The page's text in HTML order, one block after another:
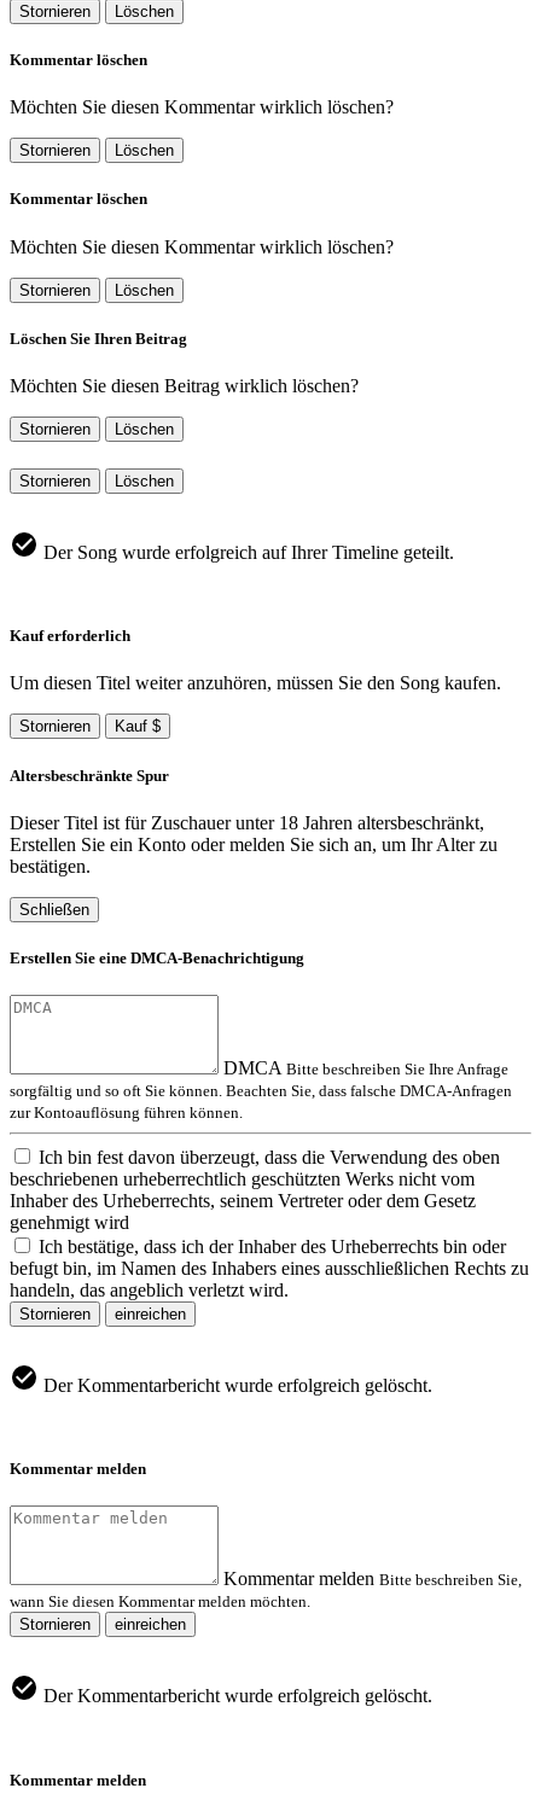
Stornieren Löschen
Kommentar löschen
Möchten Sie diesen Kommentar wirklich löschen?
Stornieren Löschen
Kommentar löschen
Möchten Sie diesen Kommentar wirklich löschen?
Stornieren Löschen
Löschen Sie Ihren Beitrag
Möchten Sie diesen Beitrag wirklich löschen?
Stornieren Löschen
Stornieren Löschen
Der Song wurde erfolgreich auf Ihrer Timeline geteilt.
Kauf erforderlich
Um diesen Titel weiter anzuhören, müssen Sie den Song kaufen.
Stornieren Kauf $
Altersbeschränkte Spur
Dieser Titel ist für Zuschauer unter 18 Jahren altersbeschränkt,
Erstellen Sie ein Konto oder melden Sie sich an, um Ihr Alter zu
bestätigen.
Schließen
Erstellen Sie eine DMCA-Benachrichtigung
DMCA Bitte beschreiben Sie Ihre Anfrage
sorgfältig und so oft Sie können. Beachten Sie, dass falsche DMCA-Anfragen
zur Kontoauflösung führen können.
Ich bin fest davon überzeugt, dass die Verwendung des oben
beschriebenen urheberrechtlich geschützten Werks nicht vom
Inhaber des Urheberrechts, seinem Vertreter oder dem Gesetz
genehmigt wird
Ich bestätige, dass ich der Inhaber des Urheberrechts bin oder
befugt bin, im Namen des Inhabers eines ausschließlichen Rechts zu
handeln, das angeblich verletzt wird.
Stornieren einreichen
Der Kommentarbericht wurde erfolgreich gelöscht.
Kommentar melden
Kommentar melden Bitte beschreiben Sie,
wann Sie diesen Kommentar melden möchten.
Stornieren
einreichen
Der Kommentarbericht wurde erfolgreich gelöscht.
Kommentar melden